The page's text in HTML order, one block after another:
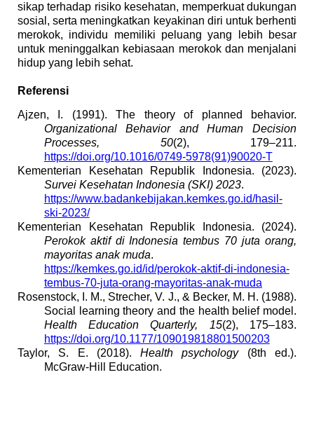
sikap terhadap risiko kesehatan, memperkuat dukungan
sosial, serta meningkatkan keyakinan diri untuk berhenti
merokok, individu memiliki peluang yang lebih besar
untuk meninggalkan kebiasaan merokok dan menjalani
hidup yang lebih sehat.
Referensi
Ajzen, I. (1991). The theory of planned behavior.
Organizational Behavior and Human Decision
Processes, 50(2), 179–211.
https://doi.org/10.1016/0749-5978(91)90020-T
Kementerian Kesehatan Republik Indonesia. (2023).
Survei Kesehatan Indonesia (SKI) 2023.
https://www.badankebijakan.kemkes.go.id/hasil-
ski-2023/
Kementerian Kesehatan Republik Indonesia. (2024).
Perokok aktif di Indonesia tembus 70 juta orang,
mayoritas anak muda.
https://kemkes.go.id/id/perokok-aktif-di-indonesia-
tembus-70-juta-orang-mayoritas-anak-muda
Rosenstock, I. M., Strecher, V. J., & Becker, M. H. (1988).
Social learning theory and the health belief model.
Health Education Quarterly, 15(2), 175–183.
https://doi.org/10.1177/109019818801500203
Taylor, S. E. (2018).Health psychology(8th ed.).
McGraw-Hill Education.